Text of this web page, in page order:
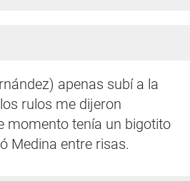
apenas subí a la
rulos me dijeron
momento tenía un bigotito
Medina entre risas.